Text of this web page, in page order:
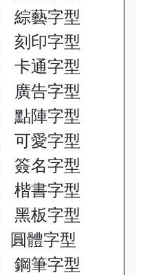
綜藝字型
刻印字型
卡通字型
廣告字型
點陣字型
可愛字型
簽名字型
楷書字型
黑板字型
圓體字型
鋼筆字型